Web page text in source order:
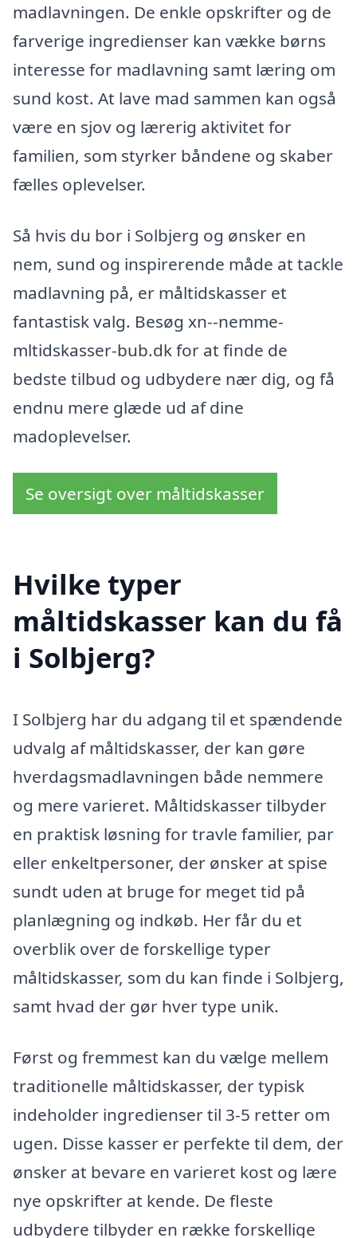
madlavningen. De enkle opskrifter og de
farverige ingredienser kan vække børns
interesse for madlavning samt læring om
sund kost. At lave mad sammen kan også
være en sjov og lærerig aktivitet for
familien, som styrker båndene og skaber
fælles oplevelser.
Så hvis du bor i Solbjerg og ønsker en
nem, sund og inspirerende måde at tackle
madlavning på, er måltidskasser et
fantastisk valg. Besøg xn--nemme-
mltidskasser-bub.dk for at finde de
bedste tilbud og udbydere nær dig, og få
endnu mere glæde ud af dine
madoplevelser.
Se oversigt over måltidskasser
Hvilke typer
måltidskasser kan du få
i Solbjerg?
I Solbjerg har du adgang til et spændende
udvalg af måltidskasser, der kan gøre
hverdagsmadlavningen både nemmere
og mere varieret. Måltidskasser tilbyder
en praktisk løsning for travle familier, par
eller enkeltpersoner, der ønsker at spise
sundt uden at bruge for meget tid på
planlægning og indkøb. Her får du et
overblik over de forskellige typer
måltidskasser, som du kan finde i Solbjerg,
samt hvad der gør hver type unik.
Først og fremmest kan du vælge mellem
traditionelle måltidskasser, der typisk
indeholder ingredienser til 3-5 retter om
ugen. Disse kasser er perfekte til dem, der
ønsker at bevare en varieret kost og lære
nye opskrifter at kende. De fleste
udbydere tilbyder en række forskellige